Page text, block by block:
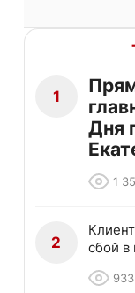
1
Дня
1
2
сбой
933